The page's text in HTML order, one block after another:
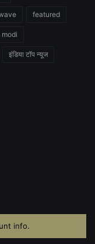
featured
modi
इंडिया टॉप न्यूज
info.